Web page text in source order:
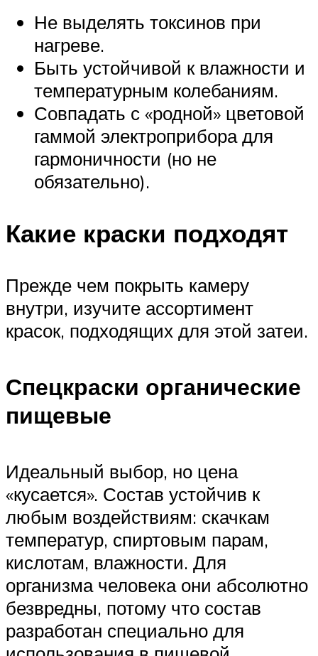
Не выделять токсинов при
нагреве.
Быть устойчивой к влажности и
температурным колебаниям.
Совпадать с «родной» цветовой
гаммой электроприбора для
гармоничности (но не
обязательно).
Какие краски подходят
Прежде чем покрыть камеру
внутри, изучите ассортимент
красок, подходящих для этой затеи.
Спецкраски органические
пищевые
Идеальный выбор, но цена
«кусается». Состав устойчив к
любым воздействиям: скачкам
температур, спиртовым парам,
кислотам, влажности. Для
организма человека они абсолютно
безвредны, потому что состав
разработан специально для